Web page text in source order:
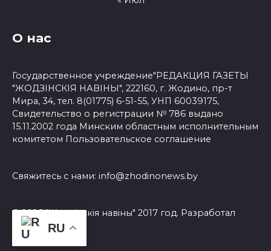
О нас
Государственное учреждение"РЕДАКЦИЯ ГАЗЕТЫ
"ЖОДЗІНСКІЯ НАВІНЫ", 222160, г. Жодино, пр-т
Мира, 34, тел. 8(01775) 6-51-55, УНП 60039175,
Свидетельство о регистрации № 786 выдано
15.11.2002 года Минским областным исполнительным
комитетом Пользовательское соглашение
Свяжитесь с нами: info@zhodinonews.by
© 2026 "Жодзiнскiя навiны" 2017 год. Разработал
3Dsite.byRU